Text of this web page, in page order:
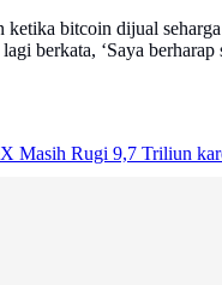
ketika bitcoin dijual
berkata, ‘Saya
Masih Rugi 9,7 Triliun